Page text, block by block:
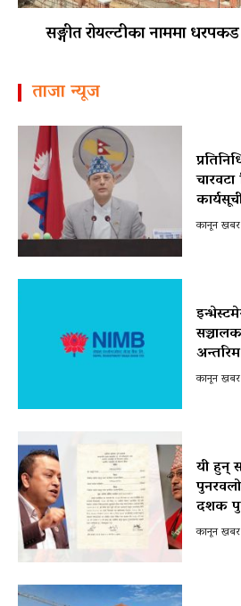
सङ्गीत रोयल्टीका नाममा
ताजा न्यूज
कानून खबर
कानून खबर
यी हुन्
दशक
कानून खबर